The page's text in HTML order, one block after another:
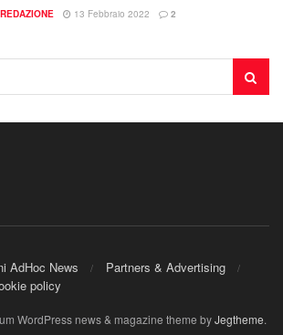
REDAZIONE 13 Febbraio 2022 2
AdHoc News
Partners & Advertising
policy
WordPress news & magazine theme byJegtheme.